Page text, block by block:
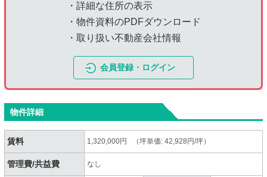
・詳細な住所の表示
・物件資料のPDFダウンロード
・取り扱い不動産会社情報
会員登録・ログイン
物件詳細
賃料 1,320,000円 （坪単価: 42,928円/坪）
管理費/共益費 なし